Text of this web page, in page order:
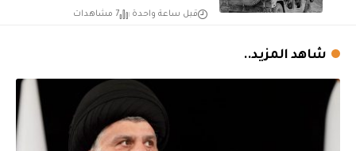
قبل ساعة واحدة 7 مشاهدات
شاهد المزيد..